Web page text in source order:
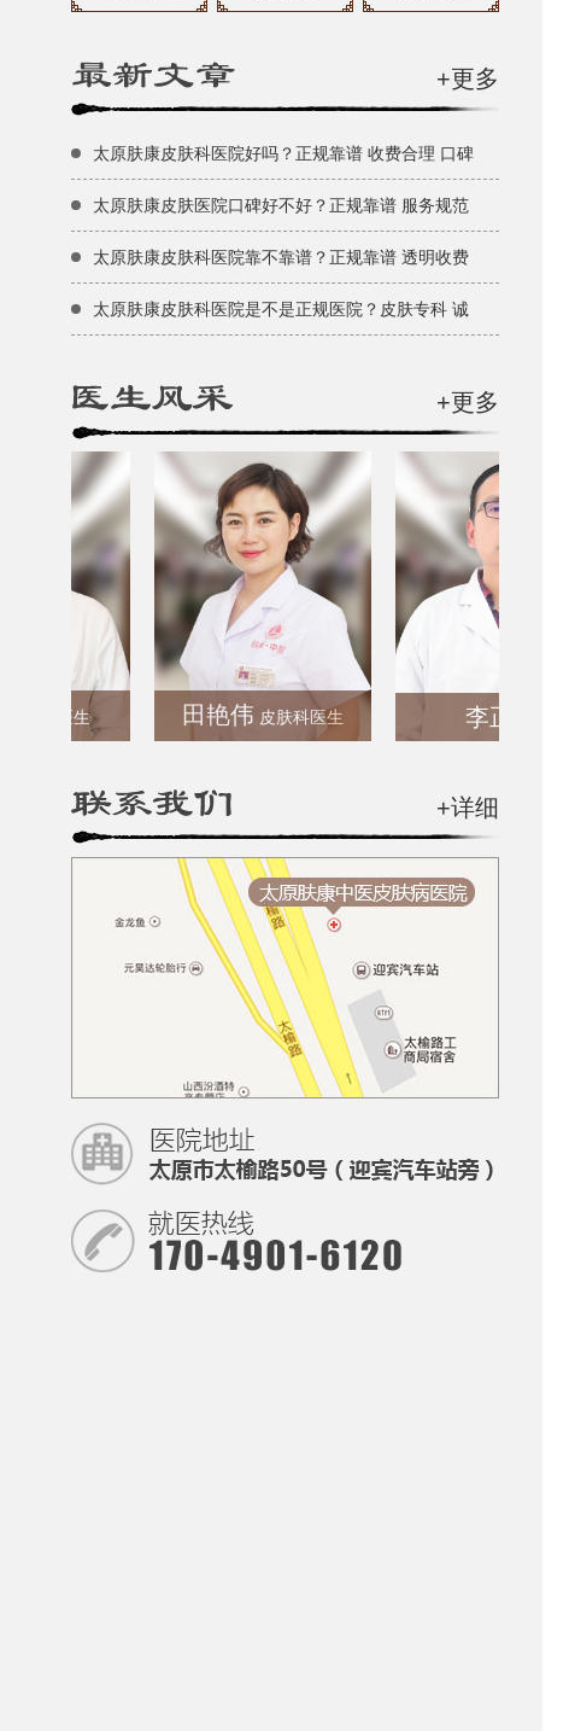
+更多
太原肤康皮肤科医院好吗？正规靠谱 收费合理 口碑
太原肤康皮肤医院口碑好不好？正规靠谱 服务规范
太原肤康皮肤科医院靠不靠谱？正规靠谱 透明收费
太原肤康皮肤科医院是不是正规医院？皮肤专科 诚
+更多
田艳伟 皮肤科医生 李正彬
+详细